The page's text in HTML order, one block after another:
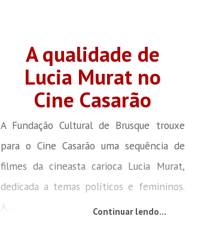
A qualidade de
Lucia Murat no
Cine Casarão
A Fundação Cultural de Brusque trouxe
para o Cine Casarão uma sequência de
filmes da cineasta carioca Lucia Murat,
dedicada a temas políticos e femininos.
A...
Continuar lendo...